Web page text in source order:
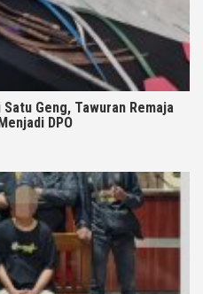
Geng, Tawuran Remaja
DPO